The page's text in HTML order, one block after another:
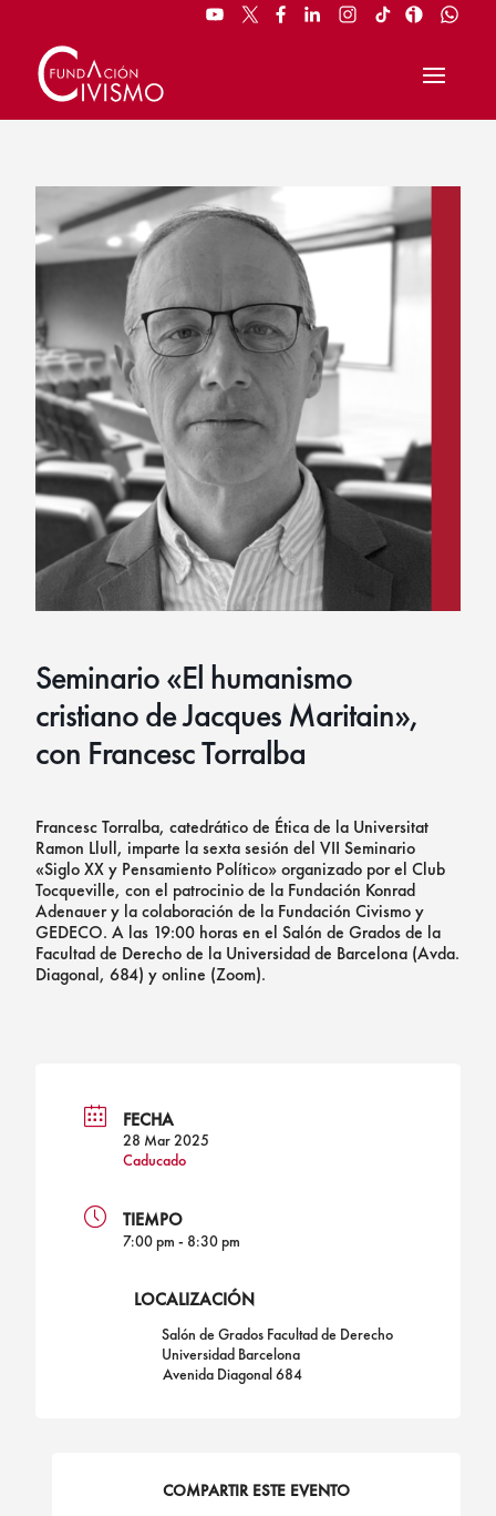
Seminario «El humanismo
cristiano de Jacques Maritain»,
con Francesc Torralba
Francesc Torralba, catedrático de Ética de la Universitat
Ramon Llull, imparte la sexta sesión del VII Seminario
«Siglo XX y Pensamiento Político» organizado por el Club
Tocqueville, con el patrocinio de la Fundación Konrad
Adenauer y la colaboración de la Fundación Civismo y
GEDECO. A las 19:00 horas en el Salón de Grados de la
Facultad de Derecho de la Universidad de Barcelona (Avda.
Diagonal, 684) y online (Zoom).
FECHA
28 Mar 2025
Caducado
TIEMPO
7:00 pm - 8:30 pm
LOCALIZACIÓN
Salón de Grados Facultad de Derecho
Universidad Barcelona
Avenida Diagonal 684
COMPARTIR ESTE EVENTO